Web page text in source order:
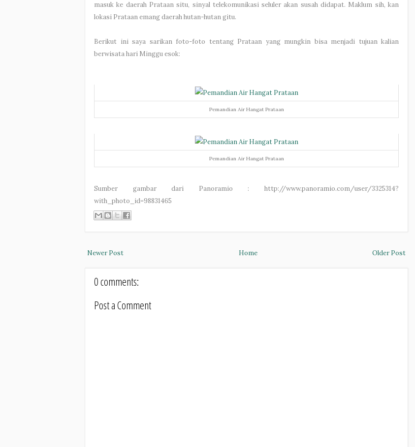
masuk ke daerah Prataan situ, sinyal telekomunikasi seluler akan susah didapat. Maklum sih, kan
lokasi Prataan emang daerah hutan-hutan gitu.
Berikut ini saya sarikan foto-foto tentang Prataan yang mungkin bisa menjadi tujuan kalian
berwisata hari Minggu esok:
Pemandian Air Hangat Prataan
Pemandian Air Hangat Prataan
Sumber gambar dari Panoramio : http://www.panoramio.com/user/3325314?
with_photo_id=98831465
Newer Post Older Post
Home
0 comments:
Post a Comment